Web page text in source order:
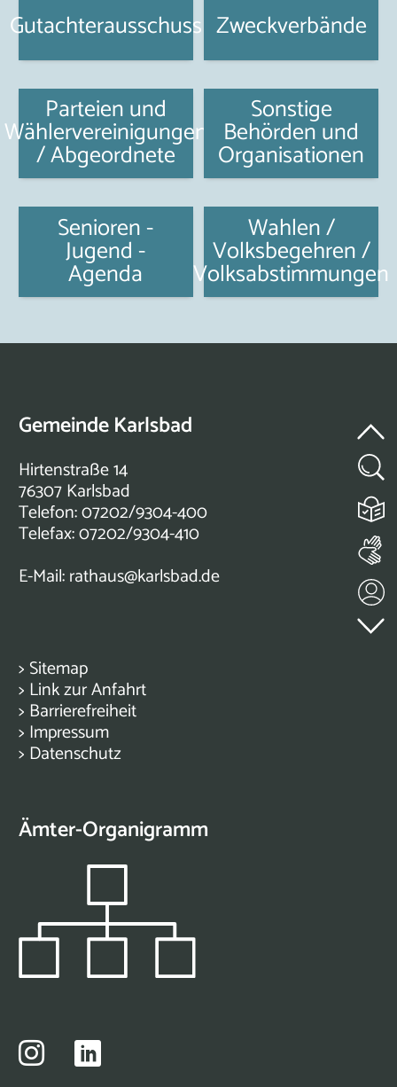
Gutachterausschuss Zweckverbände
Parteien und
Wählervereinigungen
/ Abgeordnete
Sonstige
Behörden und
Organisationen
Senioren -
Jugend -
Agenda
Wahlen /
Volksbegehren /
Volksabstimmungen
Gemeinde Karlsbad
Hirtenstraße 14
76307 Karlsbad
Telefon: 07202/9304-400
Telefax: 07202/9304-410
E-Mail:rathaus@karlsbad.de
> Sitemap
> Link zur Anfahrt
> Barrierefreiheit
> Impressum
> Datenschutz
Ämter-Organigramm